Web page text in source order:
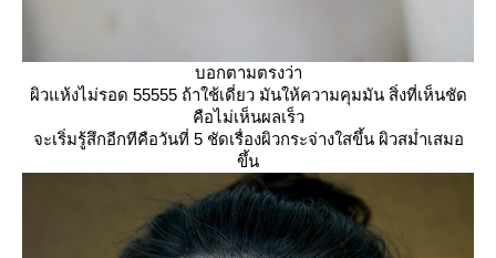
บอกตามตรงว่า
ผิวแห้งไม่รอด 55555 ถ้าใช้เดี่ยว มันให้ความคุมมัน สิ่งที่เห็นชัด
คือไม่เห็นผลเร็ว
จะเริ่มรู้สึกอีกทีคือวันที่ 5 ชัดเรื่องผิวกระจ่างใสขึ้น ผิวสม่ำเสมอ
ขึ้น